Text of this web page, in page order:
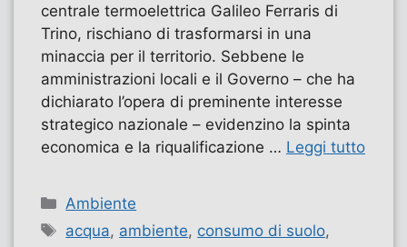
centrale termoelettrica Galileo Ferraris di
Trino, rischiano di trasformarsi in una
minaccia per il territorio. Sebbene le
amministrazioni locali e il Governo – che ha
dichiarato l’opera di preminente interesse
strategico nazionale – evidenzino la spinta
economica e la riqualificazione … Leggi tutto
Categorie
Ambiente
Tag
acqua, ambiente, consumo di suolo,